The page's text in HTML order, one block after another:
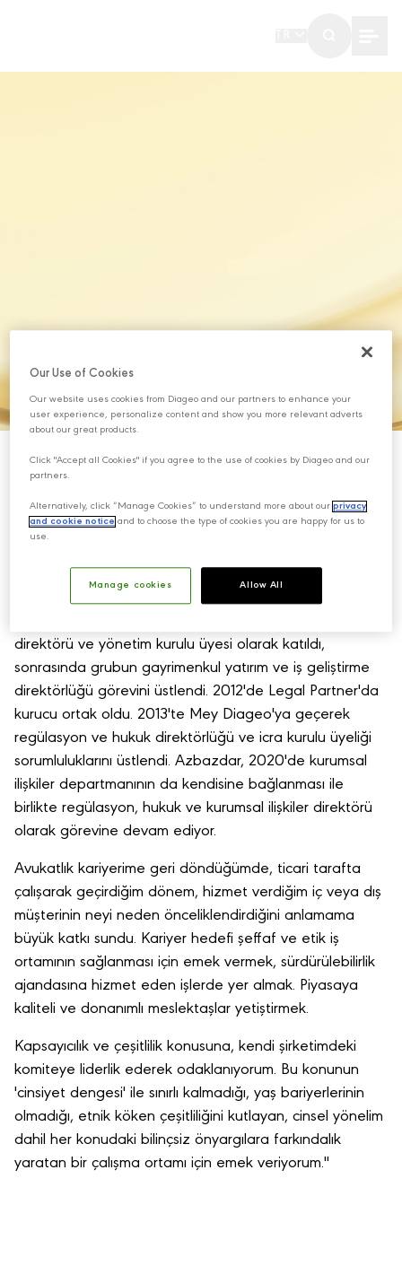
Ankara Üniversitesi Hukuk Fakültesi mezunu olan
Meltem Azbazdar, kariyerine Fox&Gibbons İstanbul
1999'da Hergüner, Bilgen&Özeke Avukatlık Ortaklığı'na
direktörü ve yönetim kurulu üyesi olarak katıldı,
sonrasında grubun gayrimenkul yatırım ve iş geliştirme
direktörlüğü görevini üstlendi. 2012'de Legal Partner'da
kurucu ortak oldu. 2013'te Mey Diageo'ya geçerek
regülasyon ve hukuk direktörlüğü ve icra kurulu üyeliği
sorumluluklarını üstlendi. Azbazdar, 2020'de kurumsal
ilişkiler departmanının da kendisine bağlanması ile
birlikte regülasyon, hukuk ve kurumsal ilişkiler direktörü
olarak görevine devam ediyor.
Avukatlık kariyerime geri döndüğümde, ticari tarafta
çalışarak geçirdiğim dönem, hizmet verdiğim iç veya dış
müşterinin neyi neden önceliklendirdiğini anlamama
büyük katkı sundu. Kariyer hedefi şeffaf ve etik iş
ortamının sağlanması için emek vermek, sürdürülebilirlik
ajandasına hizmet eden işlerde yer almak. Piyasaya
kaliteli ve donanımlı meslektaşlar yetiştirmek.
Kapsayıcılık ve çeşitlilik konusuna, kendi şirketimdeki
komiteye liderlik ederek odaklanıyorum. Bu konunun
'cinsiyet dengesi' ile sınırlı kalmadığı, yaş bariyerlerinin
olmadığı, etnik köken çeşitliliğini kutlayan, cinsel yönelim
dahil her konudaki bilinçsiz önyargılara farkındalık
yaratan bir çalışma ortamı için emek veriyorum."
Our Use of Cookies
Our website uses cookies from Diageo and our partners to enhance your
user experience, personalize content and show you more relevant adverts
about our great products.
Click "Accept all Cookies" if you agree to the use of cookies by Diageo and our
partners.
Alternatively, click “Manage Cookies” to understand more about ourprivacy
and cookie notice and to choose the type of cookies you are happy for us to
use.
Manage cookies Allow All